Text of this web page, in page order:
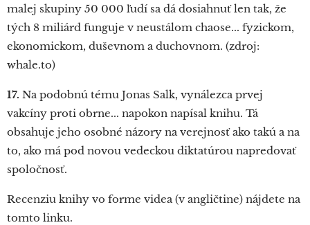
malej skupiny 50 000 ľudí sa dá dosiahnuť len tak, že
tých 8 miliárd funguje v neustálom chaose... fyzickom,
ekonomickom, duševnom a duchovnom. (zdroj:
whale.to)
17. Na podobnú tému Jonas Salk, vynálezca prvej
vakcíny proti obrne... napokon napísal knihu. Tá
obsahuje jeho osobné názory na verejnosť ako takú a na
to, ako má pod novou vedeckou diktatúrou napredovať
spoločnosť.
Recenziu knihy vo forme videa (v angličtine) nájdete na
tomto linku.